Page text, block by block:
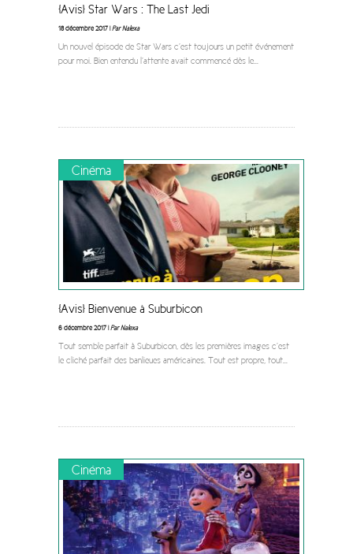
[Avis] Star Wars : The Last Jedi
18 décembre 2017 |Par Nalexa
Un nouvel épisode de Star Wars c’est toujours un petit événement
pour moi. Bien entendu l’attente avait commencé dès le...
Cinéma
[Avis] Bienvenue à Suburbicon
6 décembre 2017 |Par Nalexa
Tout semble parfait à Suburbicon, dès les premières images c’est
le cliché parfait des banlieues américaines. Tout est propre, tout...
Cinéma